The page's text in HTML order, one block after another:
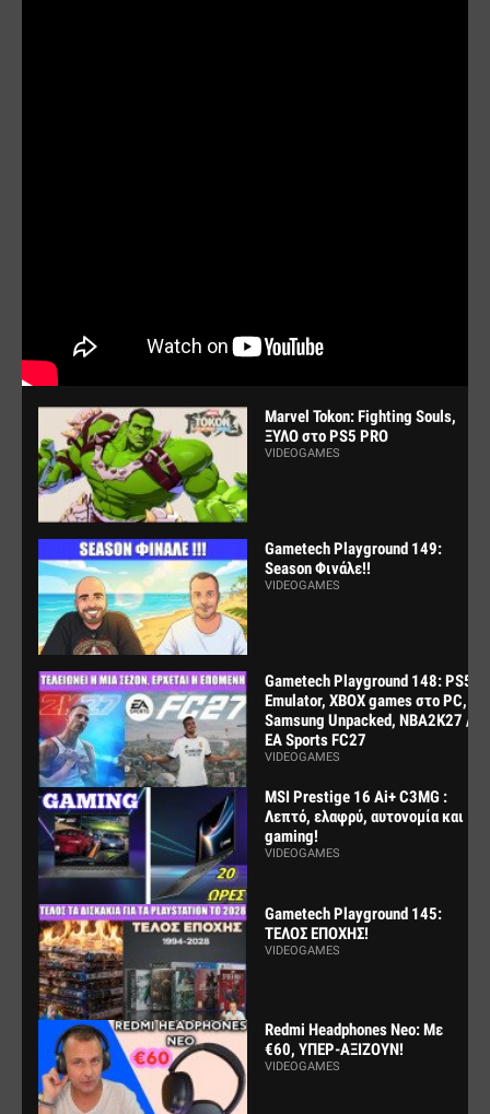
Marvel Tokon: Fighting Souls,
ΞΥΛΟ στο PS5 PRO
VIDEOGAMES
Gametech Playground 149:
Season Φινάλε!!
VIDEOGAMES
Gametech Playground 148: PS5
Emulator, XBOX games στο PC,
Samsung Unpacked, NBA2K27 /
EA Sports FC27
VIDEOGAMES
MSI Prestige 16 Ai+ C3MG :
Λεπτό, ελαφρύ, αυτονομία και
gaming!
VIDEOGAMES
Gametech Playground 145:
ΤΕΛΟΣ ΕΠΟΧΗΣ!
VIDEOGAMES
Redmi Headphones Neo: Με
€60, ΥΠΕΡ-ΑΞΙΖΟΥΝ!
VIDEOGAMES